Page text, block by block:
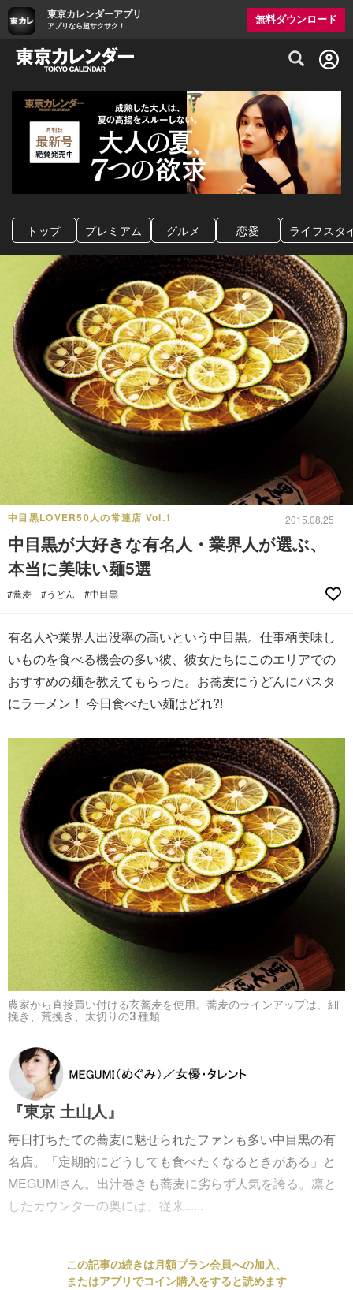
東京カレンダーアプリ
アプリなら超サクサク！
無料ダウンロード
グルメ情報・プレミアムレストラン予約
トップ プレミアム グルメ 恋愛 ライフスタ
中目黒LOVER50人の常連店 Vol.1 2015.08.25
中目黒が大好きな有名人・業界人が選ぶ、
本当に美味い麺5選
#蕎麦 #うどん #中目黒
有名人や業界人出没率の高いという中目黒。仕事柄美味し
いものを食べる機会の多い彼、彼女たちにこのエリアでの
おすすめの麺を教えてもらった。お蕎麦にうどんにパスタ
にラーメン！ 今日食べたい麺はどれ?!
農家から直接買い付ける玄蕎麦を使用。蕎麦のラインアップは、細
挽き、荒挽き、太切りの3 種類
『東京 土山人』
毎日打ちたての蕎麦に魅せられたファンも多い中目黒の有
名店。「定期的にどうしても食べたくなるときがある」と
MEGUMIさん。出汁巻きも蕎麦に劣らず人気を誇る。凛と
したカウンターの奥には、従来......
この記事の続きは月額プラン会員への加入、
またはアプリでコイン購入をすると読めます